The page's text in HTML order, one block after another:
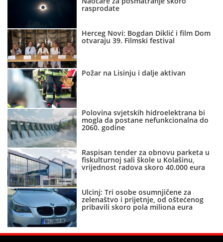
rasprodate
Herceg Novi: Bogdan Diklić i film Dom
otvaraju 39. Filmski festival
Požar na Lisinju i dalje aktivan
Polovina svjetskih hidroelektrana bi
mogla da postane nefunkcionalna do
2060. godine
Raspisan tender za obnovu parketa u
fiskulturnoj sali škole u Kolašinu,
vrijednost radova skoro 40.000 eura
Ulcinj: Tri osobe osumnjičene za
zelenaštvo i prijetnje, od oštećenog
pribavili skoro pola miliona eura